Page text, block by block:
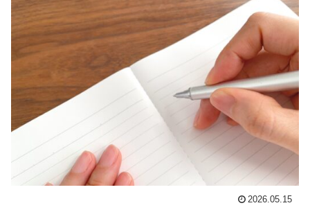
2026.05.15